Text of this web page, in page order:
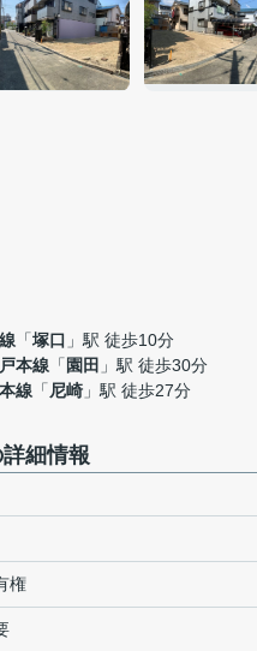
「塚口 」駅 徒歩10分
本線 「 園田 」駅 徒歩30分
線 「 尼崎 」駅 徒歩27分
細情報
権